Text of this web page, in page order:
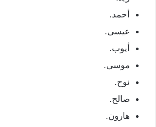
أحمد.
عيسى.
أيوب.
موسى.
نوح.
صالح.
هارون.